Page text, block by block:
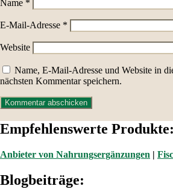
Name *
E-Mail-Adresse *
Website
Name, E-Mail-Adresse und Website in
nächsten Kommentar speichern.
Empfehlenswerte Produkte:
Anbieter von Nahrungsergänzungen |
Blogbeiträge: